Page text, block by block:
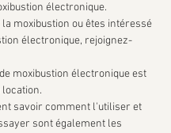
électronique.
électronique, rejoignez-
sont également les